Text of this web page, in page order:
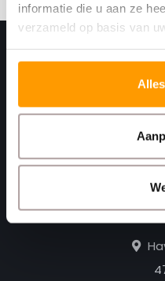
informatie die u aan ze
verzameld op basis van
Print. Plak. Klaar.